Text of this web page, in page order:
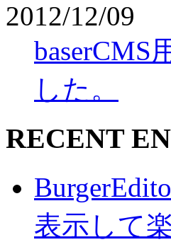
2012/12/09
baserCMS
した。
RECENT
表示して